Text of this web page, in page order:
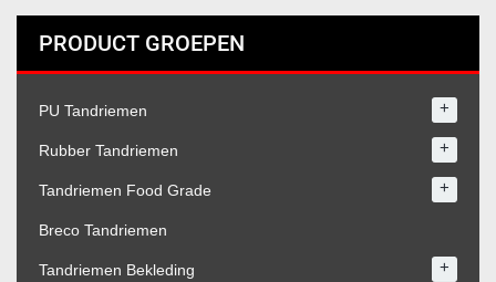
PRODUCT GROEPEN
PU Tandriemen +
Rubber Tandriemen +
Tandriemen Food Grade +
Breco Tandriemen
Tandriemen Bekleding +